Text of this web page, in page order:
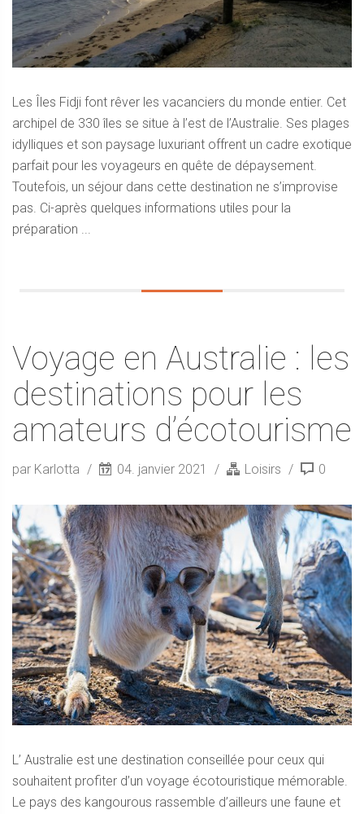
Les Îles Fidji font rêver les vacanciers du monde entier. Cet
archipel de 330 îles se situe à l’est de l’Australie. Ses plages
idylliques et son paysage luxuriant offrent un cadre exotique
parfait pour les voyageurs en quête de dépaysement.
Toutefois, un séjour dans cette destination ne s’improvise
pas. Ci-après quelques informations utiles pour la
préparation ...
Voyage en Australie : les
destinations pour les
amateurs d’écotourisme
par Karlotta 04. janvier 2021 Loisirs 0
L’ Australie est une destination conseillée pour ceux qui
souhaitent profiter d’un voyage écotouristique mémorable.
Le pays des kangourous rassemble d’ailleurs une faune et